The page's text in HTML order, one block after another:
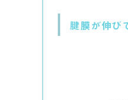
腱膜が伸び